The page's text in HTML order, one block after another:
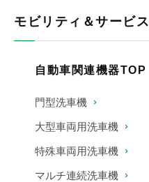
モビリティ＆サービス
自動車関連機器TOP
門型洗車機
大型車両用洗車機
特殊車両用洗車機
マルチ連続洗車機